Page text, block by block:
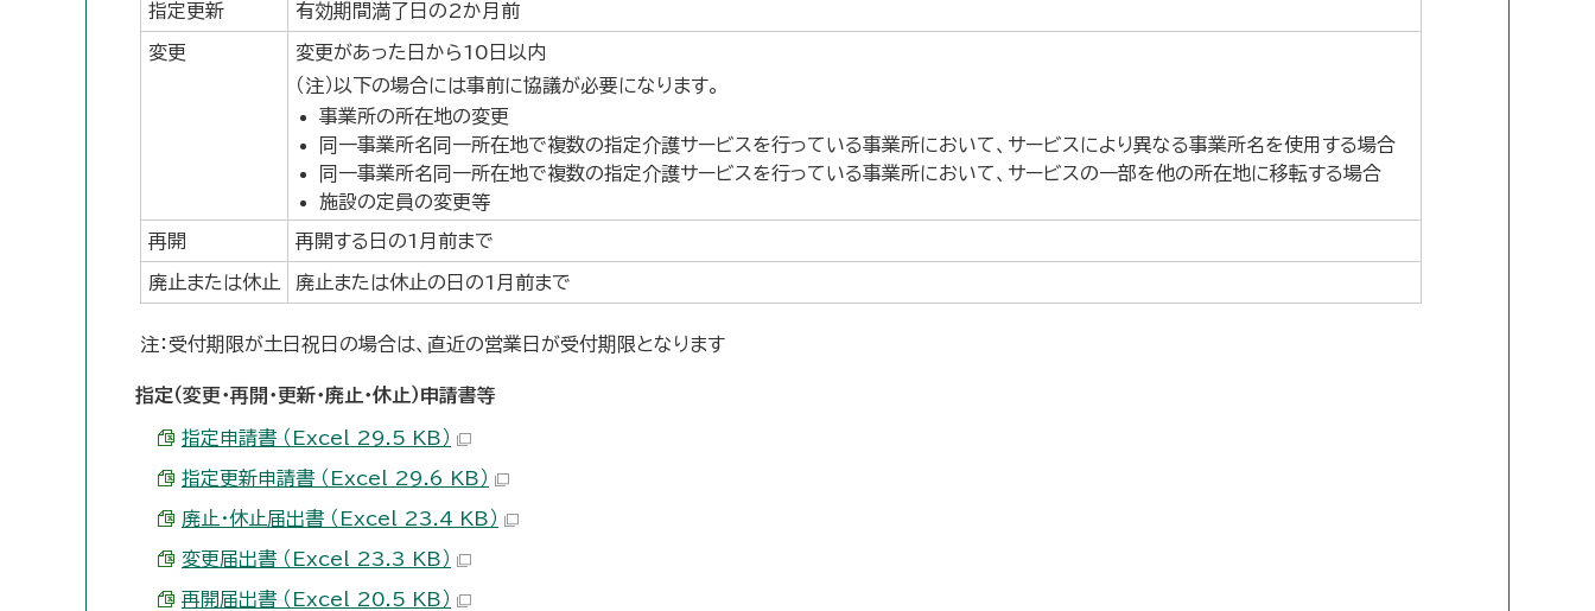
指定更新 有効期間満了日の2か月前
変更
変更があった日から10日以内
（注）以下の場合には事前に協議が必要になります。
事業所の所在地の変更
同一事業所名同一所在地で複数の指定介護サービスを行っている事業所において、サービスにより異なる事業所名を使用する場合
同一事業所名同一所在地で複数の指定介護サービスを行っている事業所において、サービスの一部を他の所在地に移転する場合
施設の定員の変更等
再開 再開する日の1月前まで
廃止または休止 廃止または休止の日の1月前まで
注：受付期限が土日祝日の場合は、直近の営業日が受付期限となります
指定（変更・再開・更新・廃止・休止）申請書等
指定申請書 （Excel 29.5 KB）
指定更新申請書 （Excel 29.6 KB）
廃止・休止届出書 （Excel 23.4 KB）
変更届出書 （Excel 23.3 KB）
再開届出書 （Excel 20.5 KB）